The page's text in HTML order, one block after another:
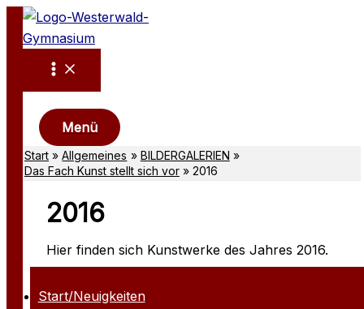
Zum
Inhalt
springen
Menü
Start Allgemeines
BILDERGALERIEN
Das Fach Kunst stellt sich vor
2016
Start/Neuigkeiten
2016
Hier finden sich Kunstwerke des Jahres 2016.